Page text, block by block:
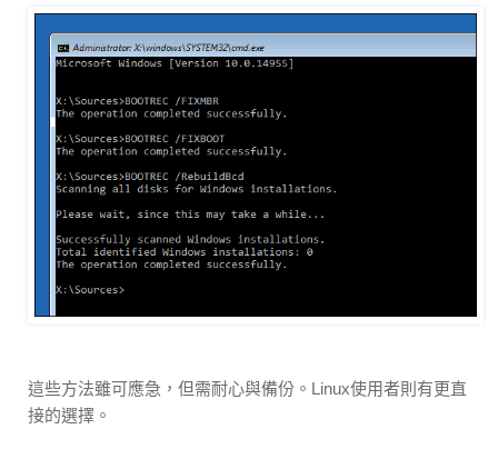
這些方法雖可應急，但需耐心與備份。Linux使用者則有更直
接的選擇。